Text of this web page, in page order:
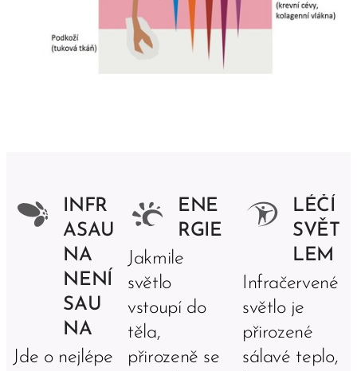
INFR
ASAU
NA
NENÍ
SAU
NA
Jde o nejlépe
ENE
RGIE
Jakmile
světlo
vstoupí do
těla,
přirozeně se
LÉČÍ
SVĚT
LEM
Infračervené
světlo je
přirozené
sálavé teplo,